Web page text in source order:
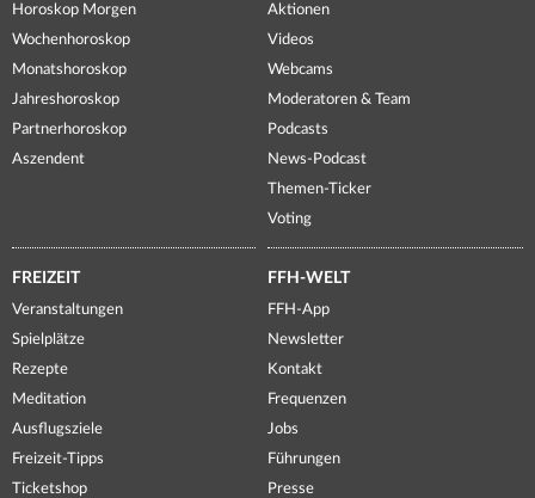
Horoskop Morgen
Wochenhoroskop
Monatshoroskop
Jahreshoroskop
Partnerhoroskop
Aszendent
Aktionen
Videos
Webcams
Moderatoren & Team
Podcasts
News-Podcast
Themen-Ticker
Voting
FREIZEIT
Veranstaltungen
Spielplätze
Rezepte
Meditation
Ausflugsziele
Freizeit-Tipps
Ticketshop
FFH-WELT
FFH-App
Newsletter
Kontakt
Frequenzen
Jobs
Führungen
Presse